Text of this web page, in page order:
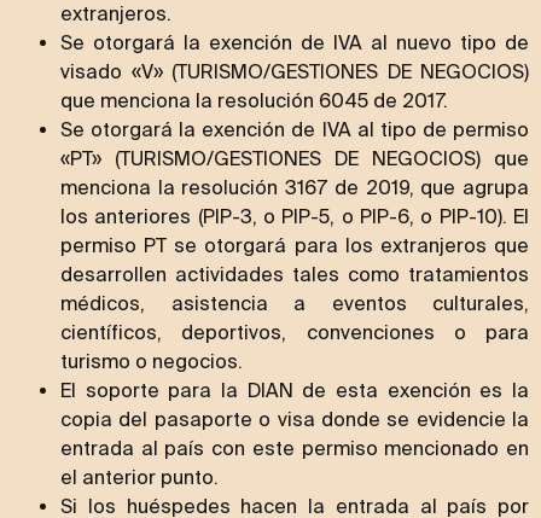
extranjeros.
Se otorgará la exención de IVA al nuevo tipo de
visado «V» (TURISMO/GESTIONES DE NEGOCIOS)
que menciona la resolución 6045 de 2017.
Se otorgará la exención de IVA al tipo de permiso
«PT» (TURISMO/GESTIONES DE NEGOCIOS) que
menciona la resolución 3167 de 2019, que agrupa
los anteriores (PIP-3, o PIP-5, o PIP-6, o PIP-10). El
permiso PT se otorgará para los extranjeros que
desarrollen actividades tales como tratamientos
médicos, asistencia a eventos culturales,
científicos, deportivos, convenciones o para
turismo o negocios.
El soporte para la DIAN de esta exención es la
copia del pasaporte o visa donde se evidencie la
entrada al país con este permiso mencionado en
el anterior punto.
Si los huéspedes hacen la entrada al país por